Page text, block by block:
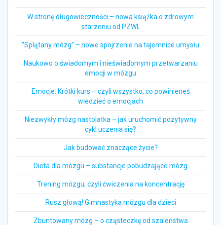
W stronę długowieczności – nowa książka o zdrowym
starzeniu od PZWL
“Splątany mózg” – nowe spojrzenie na tajemnice umysłu
Naukowo o świadomym i nieświadomym przetwarzaniu
emocji w mózgu
Emocje. Krótki kurs – czyli wszystko, co powinieneś
wiedzieć o emocjach
Niezwykły mózg nastolatka – jak uruchomić pozytywny
cykl uczenia się?
Jak budować znaczące życie?
Dieta dla mózgu – substancje pobudzające mózg
Trening mózgu, czyli ćwiczenia na koncentrację
Rusz głową! Gimnastyka mózgu dla dzieci
Zbuntowany mózg – o cząsteczkę od szaleństwa